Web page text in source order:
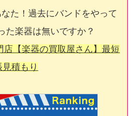
なた！過去にバンドをやって
た楽器は無いですか？
店【楽器の買取屋さん】最短
積もり